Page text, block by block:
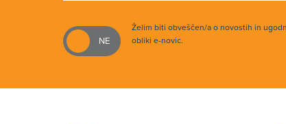
Želim biti obveščen/a o novostih in
obliki e-novic.